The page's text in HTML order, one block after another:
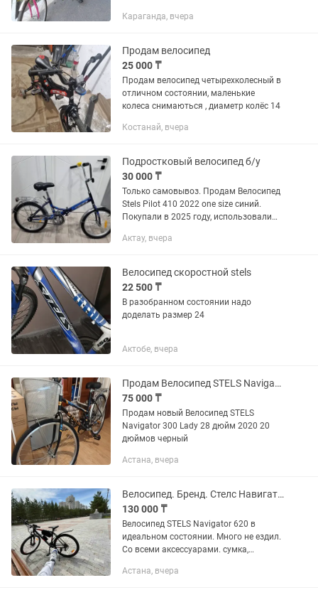
Караганда, вчера
Продам велосипед
25 000 ₸
Продам велосипед четырехколесный в
отличном состоянии, маленькие
колеса снимаються , диаметр колёс 14
Костанай, вчера
Подростковый велосипед б/у
30 000 ₸
Только самовывоз. Продам Велосипед
Stels Pilot 410 2022 one size синий.
Покупали в 2025 году, использовали
катафоты, крылья. Страна
Актау, вчера
Велосипед скоростной stels
22 500 ₸
В разобранном состоянии надо
доделать размер 24
Актобе, вчера
Продам Велосипед STELS Navigator 300 Lady 28 дюйм
75 000 ₸
Продам новый Велосипед STELS
Navigator 300 Lady 28 дюйм 2020 20
дюймов черный
Астана, вчера
Велосипед. Бренд. Стелс Навигатор
130 000 ₸
Велосипед STELS Navigator 620 в
идеальном состоянии. Много не ездил.
Со всеми аксессуарами. сумка,
велокомпьютер, зеркала заднего вида
Астана, вчера